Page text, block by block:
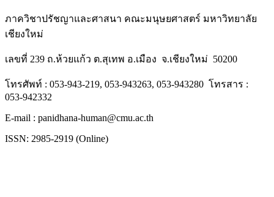
ภาควิชาปรัชญาและศาสนา คณะมนุษยศาสตร์ มหาวิทยาลัย
เชียงใหม่
เลขที่ 239 ถ.ห้วยแก้ว ต.สุเทพ อ.เมือง จ.เชียงใหม่ 50200
โทรศัพท์ : 053-943-219, 053-943263, 053-943280 โทรสาร :
053-942332
E-mail : panidhana-human@cmu.ac.th
ISSN: 2985-2919 (Online)